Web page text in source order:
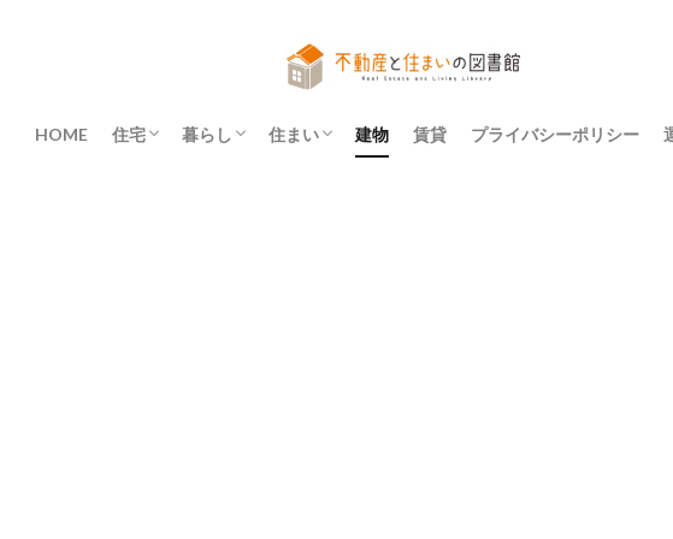
HOME 住宅 暮らし 住まい 建物 賃貸 プライバシーポリシー